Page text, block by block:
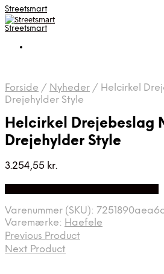
Streetsmart
Streetsmart
Forside / Nyheder / Helcirkel
Drejehylder Style
Helcirkel Drejebeslag
Drejehylder Style
3.254,55 kr.
Varenummer (SKU):
Varemærke: Haefele
Previous Product
Next Product